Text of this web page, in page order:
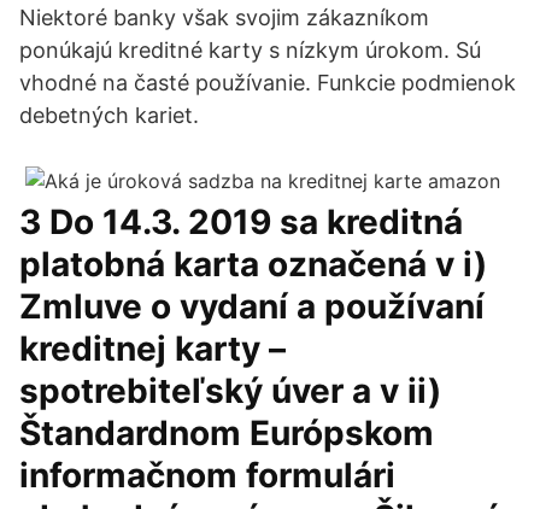
Niektoré banky však svojim zákazníkom
ponúkajú kreditné karty s nízkym úrokom. Sú
vhodné na časté používanie. Funkcie podmienok
debetných kariet.
3 Do 14.3. 2019 sa kreditná
platobná karta označená v i)
Zmluve o vydaní a používaní
kreditnej karty –
spotrebiteľský úver a v ii)
Štandardnom Európskom
informačnom formulári